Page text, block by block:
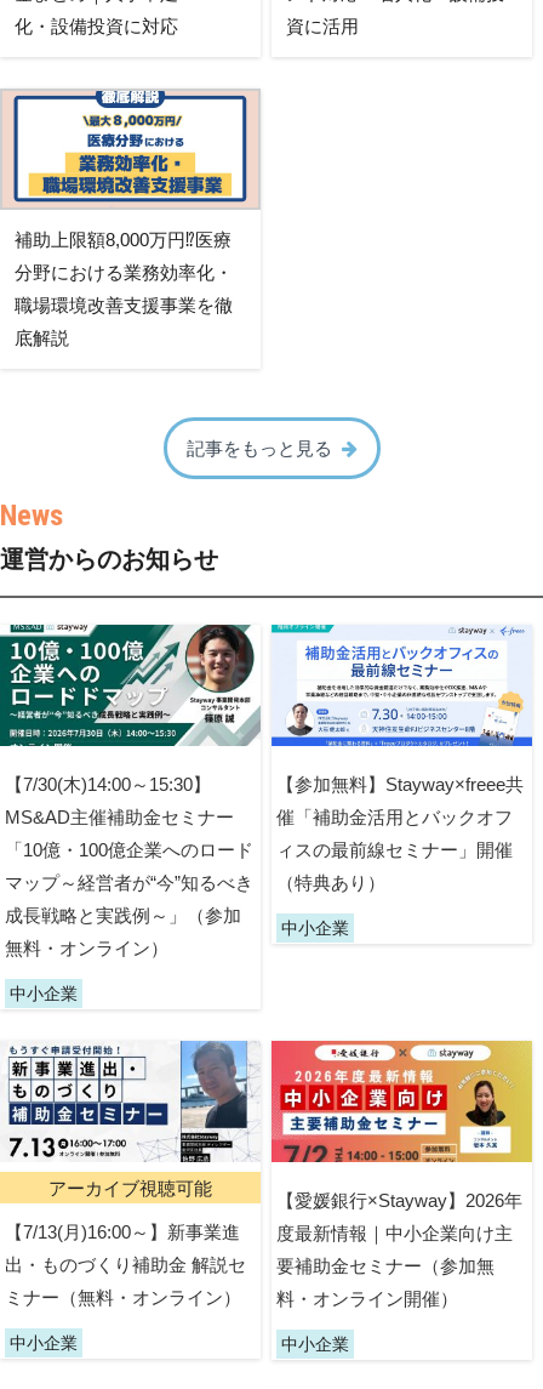
化・設備投資に対応
資に活用
補助上限額8,000万円⁉医療
分野における業務効率化・
職場環境改善支援事業を徹
底解説
記事をもっと見る
運営からのお知らせ
【7/30(木)14:00～15:30】
MS&AD主催補助金セミナー
「10億・100億企業へのロード
マップ～経営者が“今”知るべき
成長戦略と実践例～」（参加
無料・オンライン）
中小企業
【参加無料】Stayway×freee共
催「補助金活用とバックオフ
ィスの最前線セミナー」開催
（特典あり）
中小企業
アーカイブ視聴可能
【7/13(月)16:00～】新事業進
出・ものづくり補助金 解説セ
ミナー（無料・オンライン）
中小企業
【愛媛銀行×Stayway】2026年
度最新情報｜中小企業向け主
要補助金セミナー（参加無
料・オンライン開催）
中小企業